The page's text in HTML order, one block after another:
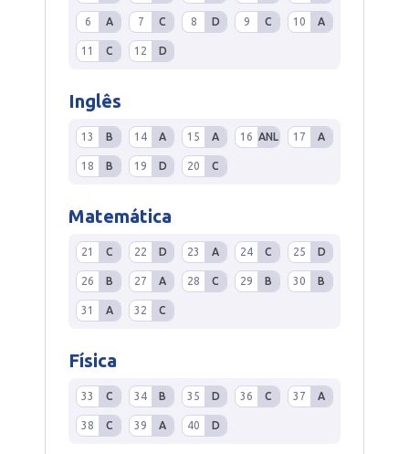
6 A 7 C 8 D 9 C 10 A
11 C 12 D
Inglês
13 B 14 A 15 A 16 ANL 17 A
18 B 19 D 20 C
Matemática
21 C 22 D 23 A 24 C 25 D
26 B 27 A 28 C 29 B 30 B
31 A 32 C
Física
33 C 34 B 35 D 36 C 37 A
38 C 39 A 40 D